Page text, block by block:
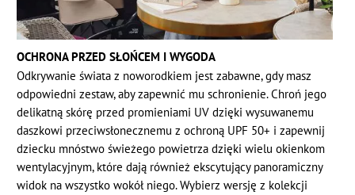
OCHRONA PRZED SŁOŃCEM I WYGODA
Odkrywanie świata z noworodkiem jest zabawne, gdy masz
odpowiedni zestaw, aby zapewnić mu schronienie. Chroń jego
delikatną skórę przed promieniami UV dzięki wysuwanemu
daszkowi przeciwsłonecznemu z ochroną UPF 50+ i zapewnij
dziecku mnóstwo świeżego powietrza dzięki wielu okienkom
wentylacyjnym, które dają również ekscytujący panoramiczny
widok na wszystko wokół niego. Wybierz wersję z kolekcji